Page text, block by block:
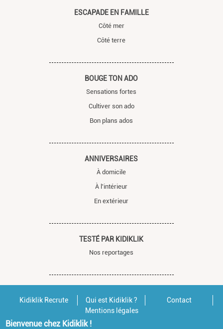
ESCAPADE EN FAMILLE
Côté mer
Côté terre
BOUGE TON ADO
Sensations fortes
Cultiver son ado
Bon plans ados
ANNIVERSAIRES
À domicile
À l'intérieur
En extérieur
TESTÉ PAR KIDIKLIK
Nos reportages
Kidiklik Recrute Qui est Kidiklik ?
Contact
Mentions légales
Bienvenue chez Kidiklik !